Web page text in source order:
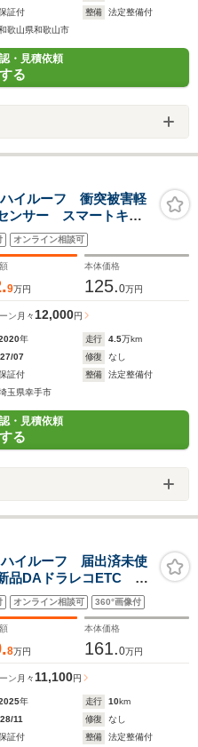
証付 整備
法定整備付
歌山県和歌山市
・見積依頼
る
イルーフ 衝突被害軽
ンサー スマートキ
オートエアコン CD
オンライン相談可
9万円
本体価格
125.0万円
ン 月々 12,000円
年 走行 4.5万km
07 修復
なし
証付 整備
法定整備付
玉県幸手市
・見積依頼
る
イルーフ 届出済未使
DAドラレコETC 衝
ー 障害物センサー
フルオートエアコ
ヒーター
オンライン相談可 360°画像付
8万円
本体価格
161.0万円
ン 月々 11,100円
年 走行 10km
11 修復
なし
証付 整備
法定整備付